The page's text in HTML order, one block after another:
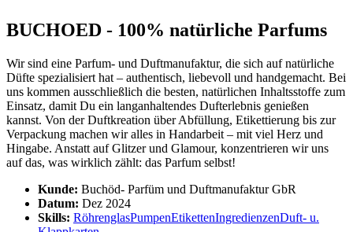
BUCHOED - 100% natürliche Parfums
Wir sind eine Parfum- und Duftmanufaktur, die sich auf natürliche
Düfte spezialisiert hat – authentisch, liebevoll und handgemacht. Bei
uns kommen ausschließlich die besten, natürlichen Inhaltsstoffe zum
Einsatz, damit Du ein langanhaltendes Dufterlebnis genießen
kannst. Von der Duftkreation über Abfüllung, Etikettierung bis zur
Verpackung machen wir alles in Handarbeit – mit viel Herz und
Hingabe. Anstatt auf Glitzer und Glamour, konzentrieren wir uns
auf das, was wirklich zählt: das Parfum selbst!
Kunde: Buchöd- Parfüm und Duftmanufaktur GbR
Datum: Dez 2024
Skills: RöhrenglasPumpenEtikettenIngredienzenDuft- u.